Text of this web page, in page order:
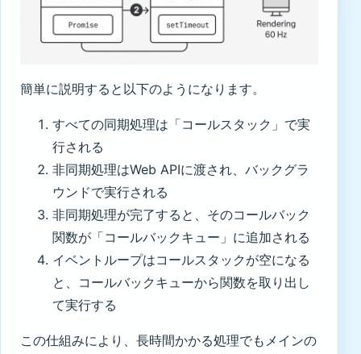
簡単に説明すると以下のようになります。
すべての同期処理は「コールスタック」で実
行される
非同期処理はWeb APIに渡され、バックグラ
ウンドで実行される
非同期処理が完了すると、そのコールバック
関数が「コールバックキュー」に追加される
イベントループはコールスタックが空になる
と、コールバックキューから関数を取り出し
て実行する
この仕組みにより、長時間かかる処理でもメインの